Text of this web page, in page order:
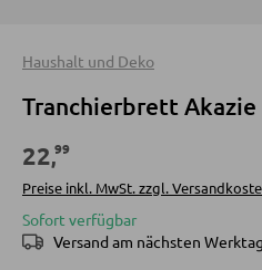
KOMMODEN
Kommoden
Highboards
Lowboards
Deckenleuchten
Tischlampen
Hängeleuchten
Haushalt und Deko
Tranchierbrett
22,99
Preise inkl. MwSt. zzgl.
Sofort verfügbar
Versand am nächsten Werktag